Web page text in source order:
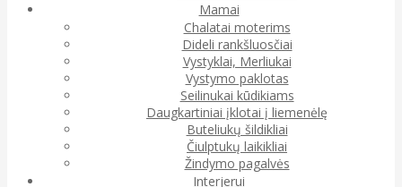
Mamai
Chalatai moterims
Dideli rankšluosčiai
Vystyklai, Merliukai
Vystymo paklotas
Seilinukai kūdikiams
Daugkartiniai įklotai į liemenėlę
Buteliukų šildikliai
Čiulptukų laikikliai
Žindymo pagalvės
Interjerui